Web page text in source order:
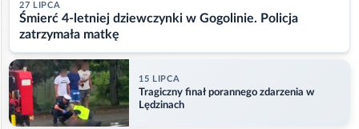
27 LIPCA
Śmierć 4-letniej dziewczynki w Gogolinie. Policja
zatrzymała matkę
15 LIPCA
Tragiczny finał porannego zdarzenia w
Lędzinach